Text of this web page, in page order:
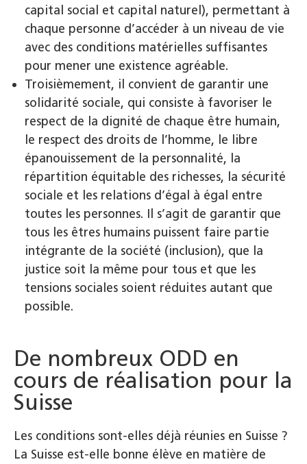
capital social et capital naturel), permettant à
chaque personne d’accéder à un niveau de vie
avec des conditions matérielles suffisantes
pour mener une existence agréable.
Troisièmement, il convient de garantir une
solidarité sociale, qui consiste à favoriser le
respect de la dignité de chaque être humain,
le respect des droits de l’homme, le libre
épanouissement de la personnalité, la
répartition équitable des richesses, la sécurité
sociale et les relations d’égal à égal entre
toutes les personnes. Il s’agit de garantir que
tous les êtres humains puissent faire partie
intégrante de la société (inclusion), que la
justice soit la même pour tous et que les
tensions sociales soient réduites autant que
possible.
De nombreux ODD en
cours de réalisation pour la
Suisse
Les conditions sont-elles déjà réunies en Suisse ?
La Suisse est-elle bonne élève en matière de